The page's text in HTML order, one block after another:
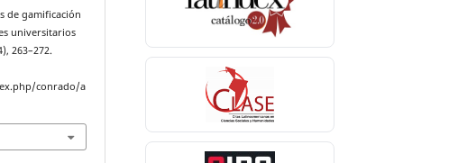
de gamificación
universitarios
263–272.
conrado/a